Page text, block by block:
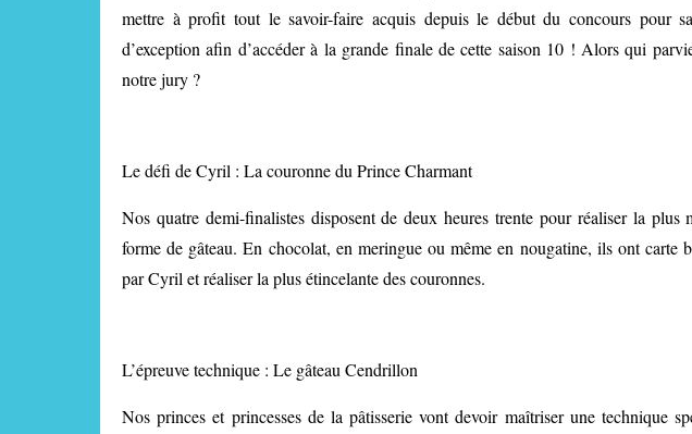
mettre à profit tout le savoir-faire acquis depuis le début du concours pour
d’exception afin d’accéder à la grande finale de cette saison 10 ! Alors qui
notre jury ?
Le défi de Cyril : La couronne du Prince Charmant
Nos quatre demi-finalistes disposent de deux heures trente pour réaliser la plus
forme de gâteau. En chocolat, en meringue ou même en nougatine, ils ont carte
par Cyril et réaliser la plus étincelante des couronnes.
L’épreuve technique : Le gâteau Cendrillon
Nos princes et princesses de la pâtisserie vont devoir maîtriser une technique